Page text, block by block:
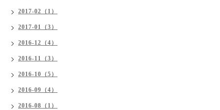
2017-02（1）
2017-01（3）
2016-12（4）
2016-11（3）
2016-10（5）
2016-09（4）
2016-08（1）